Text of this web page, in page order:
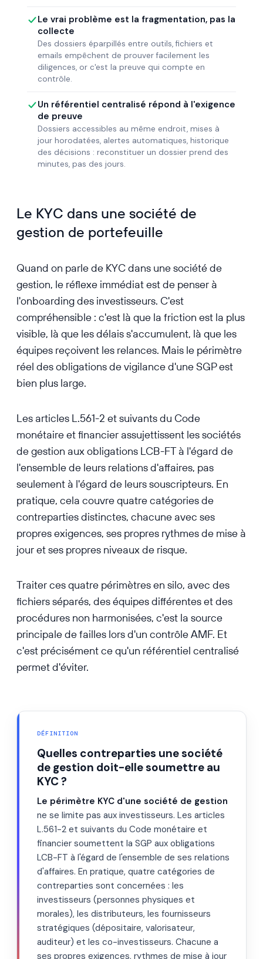
Le vrai problème est la fragmentation, pas la
collecte
Des dossiers éparpillés entre outils, fichiers et
emails empêchent de prouver facilement les
diligences, or c'est la preuve qui compte en
contrôle.
Un référentiel centralisé répond à l'exigence
de preuve
Dossiers accessibles au même endroit, mises à
jour horodatées, alertes automatiques, historique
des décisions : reconstituer un dossier prend des
minutes, pas des jours.
Le KYC dans une société de
gestion de portefeuille
Quand on parle de KYC dans une société de
gestion, le réflexe immédiat est de penser à
l'onboarding des investisseurs. C'est
compréhensible : c'est là que la friction est la plus
visible, là que les délais s'accumulent, là que les
équipes reçoivent les relances. Mais le périmètre
réel des obligations de vigilance d'une SGP est
bien plus large.
Les articles L.561-2 et suivants du Code
monétaire et financier assujettissent les sociétés
de gestion aux obligations LCB-FT à l'égard de
l'ensemble de leurs relations d'affaires, pas
seulement à l'égard de leurs souscripteurs. En
pratique, cela couvre quatre catégories de
contreparties distinctes, chacune avec ses
propres exigences, ses propres rythmes de mise à
jour et ses propres niveaux de risque.
Traiter ces quatre périmètres en silo, avec des
fichiers séparés, des équipes différentes et des
procédures non harmonisées, c'est la source
principale de failles lors d'un contrôle AMF. Et
c'est précisément ce qu'un référentiel centralisé
permet d'éviter.
DÉFINITION
Quelles contreparties une société
de gestion doit-elle soumettre au
KYC ?
Le périmètre KYC d'une société de gestion
ne se limite pas aux investisseurs. Les articles
L.561-2 et suivants du Code monétaire et
financier soumettent la SGP aux obligations
LCB-FT à l'égard de l'ensemble de ses relations
d'affaires. En pratique, quatre catégories de
contreparties sont concernées : les
investisseurs (personnes physiques et
morales), les distributeurs, les fournisseurs
stratégiques (dépositaire, valorisateur,
auditeur) et les co-investisseurs. Chacune a
ses propres exigences, rythmes de mise à jour